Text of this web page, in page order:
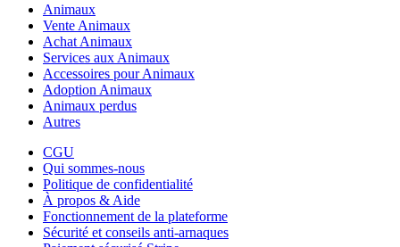
Animaux
Vente Animaux
Achat Animaux
Services aux Animaux
Accessoires pour Animaux
Adoption Animaux
Animaux perdus
Autres
CGU
Qui sommes-nous
Politique de confidentialité
À propos & Aide
Fonctionnement de la plateforme
Sécurité et conseils anti-arnaques